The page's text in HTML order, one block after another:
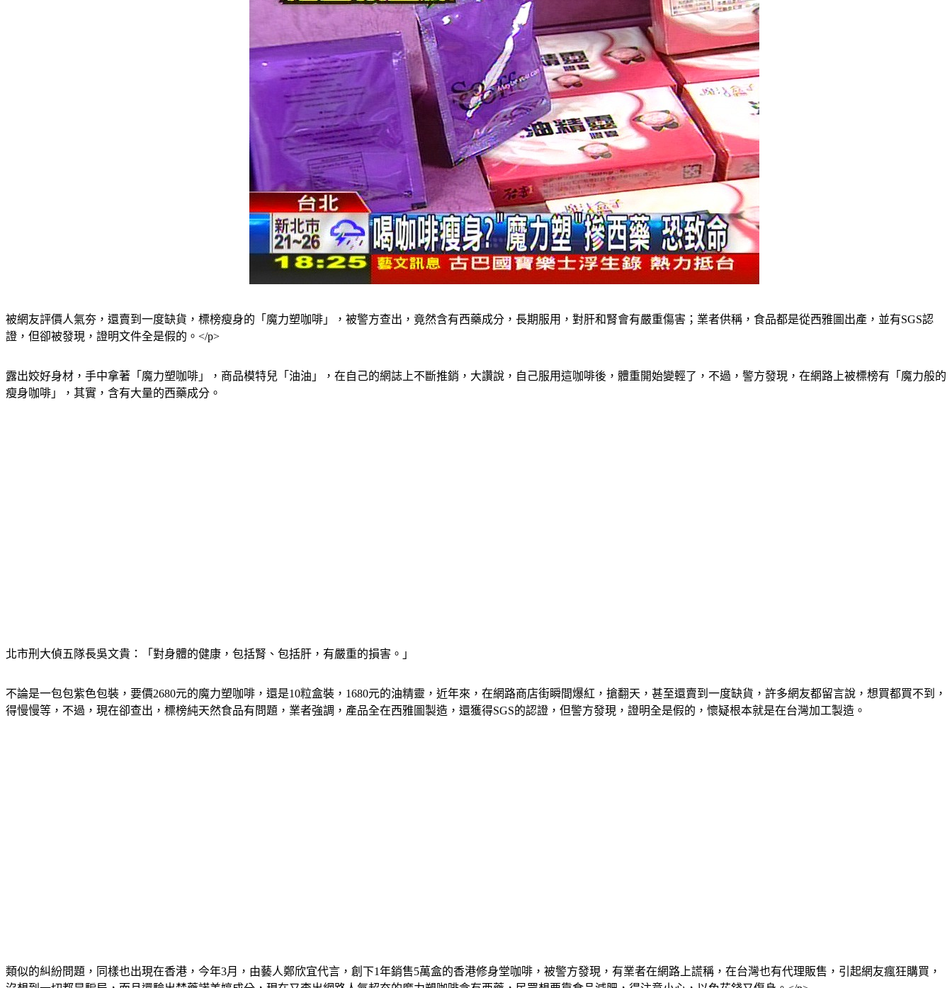
被網友評價人氣夯，還賣到一度缺貨，標榜瘦身的「魔力塑咖啡」，被警方查出，竟然含有西藥成分，長期服用，對肝和腎會有嚴重傷害；業者供稱，食品都是從西雅圖出產，並有SGS認
證，但卻被發現，證明文件全是假的。</p>
露出姣好身材，手中拿著「魔力塑咖啡」，商品模特兒「油油」，在自己的網誌上不斷推銷，大讚說，自己服用這咖啡後，體重開始變輕了，不過，警方發現，在網路上被標榜有「魔力般的
瘦身咖啡」，其實，含有大量的西藥成分。
北市刑大偵五隊長吳文貴：「對身體的健康，包括腎、包括肝，有嚴重的損害。」
不論是一包包紫色包裝，要價2680元的魔力塑咖啡，還是10粒盒裝，1680元的油精靈，近年來，在網路商店街瞬間爆紅，搶翻天，甚至還賣到一度缺貨，許多網友都留言說，想買都買不到，
得慢慢等，不過，現在卻查出，標榜純天然食品有問題，業者強調，產品全在西雅圖製造，還獲得SGS的認證，但警方發現，證明全是假的，懷疑根本就是在台灣加工製造。
類似的糾紛問題，同樣也出現在香港，今年3月，由藝人鄭欣宜代言，創下1年銷售5萬盒的香港修身堂咖啡，被警方發現，有業者在網路上謊稱，在台灣也有代理販售，引起網友瘋狂購買，